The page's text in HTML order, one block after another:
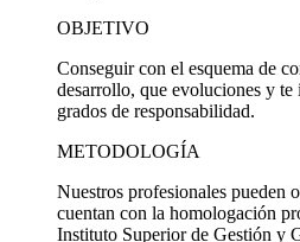
OBJETIVO
Conseguir con el esquema de
desarrollo, que evoluciones y te
grados de responsabilidad.
METODOLOGÍA
Nuestros profesionales pueden
cuentan con la homologación
Instituto Superior de Gestión y